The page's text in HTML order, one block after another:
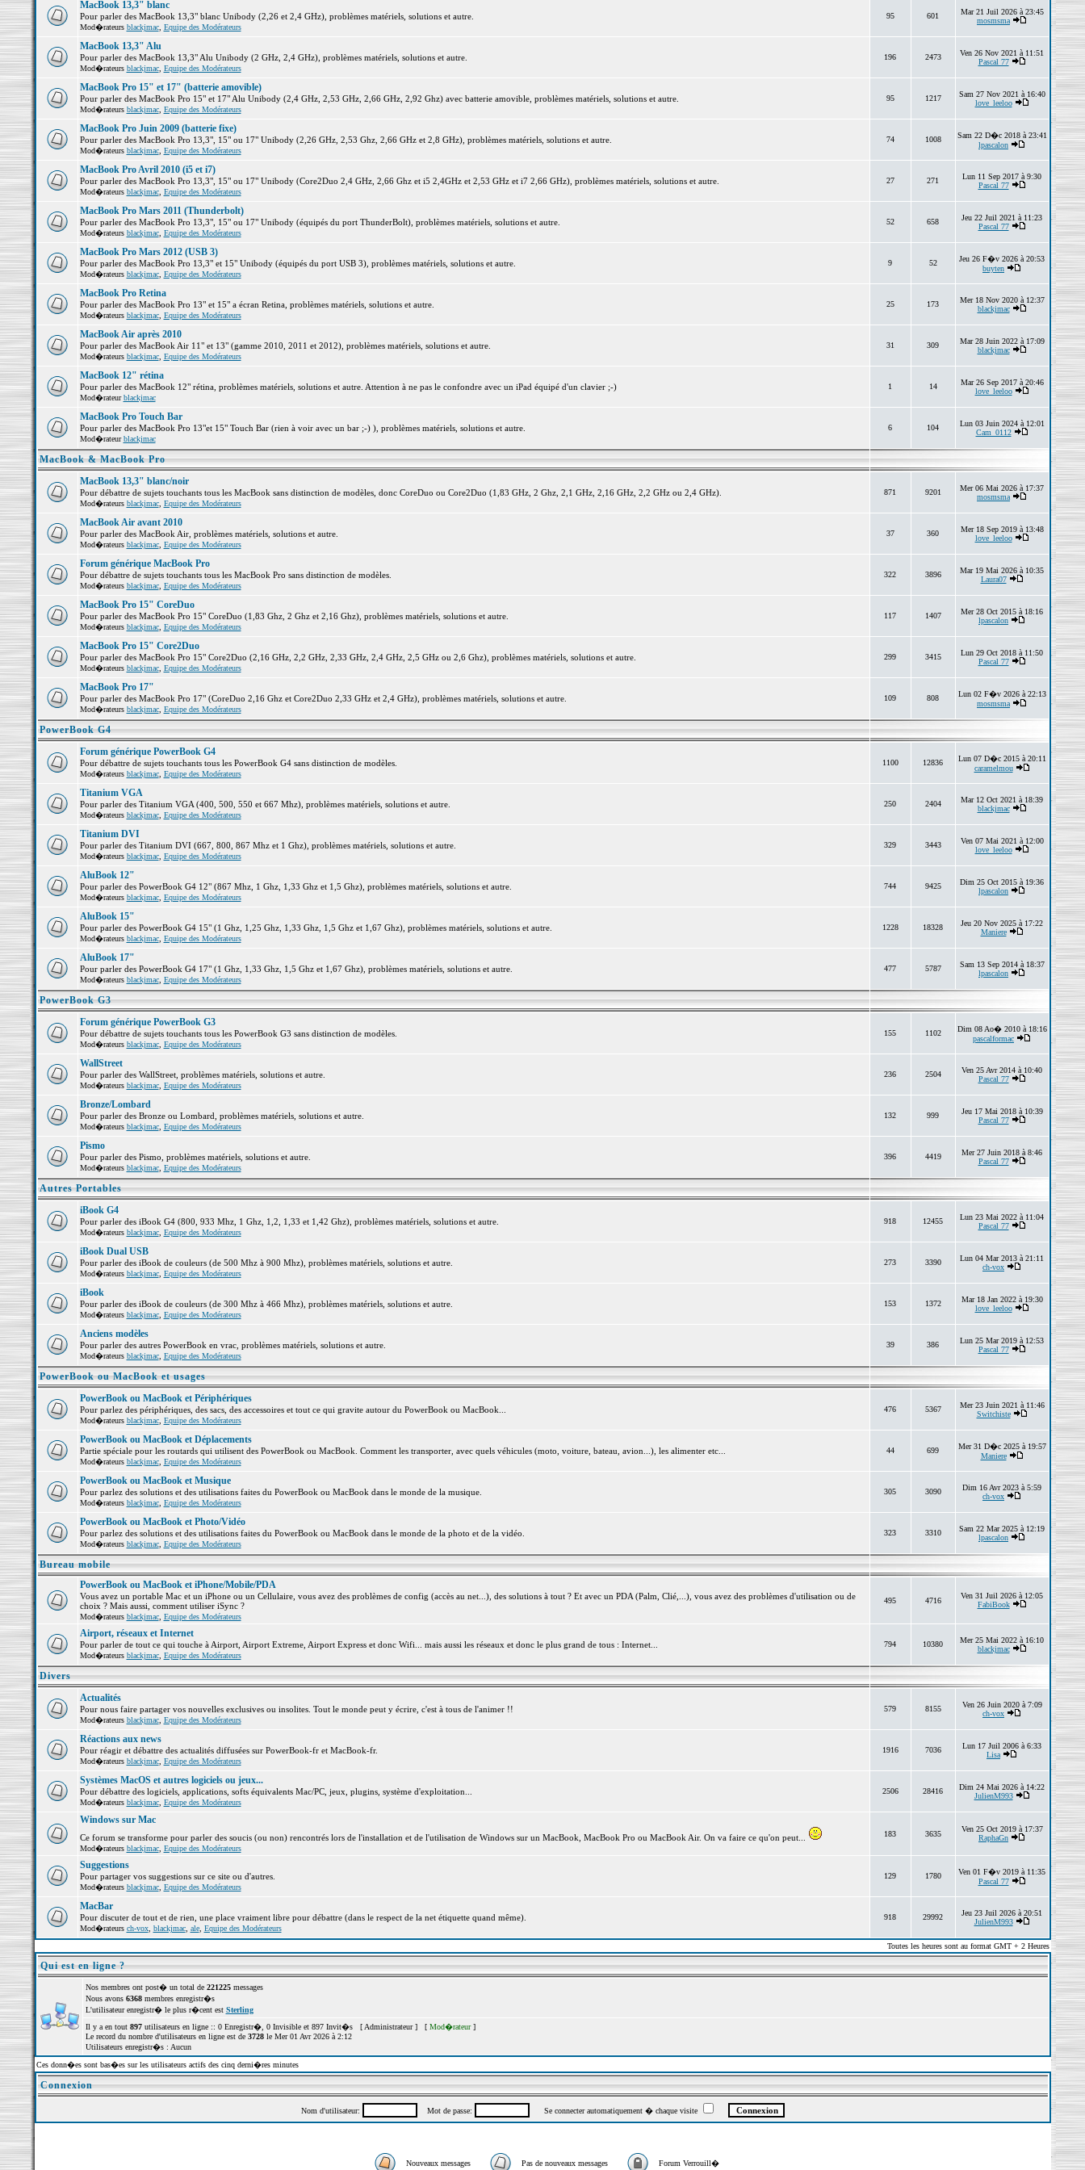
MacBook 13,3" blanc
Pour parler des MacBook 13,3" blanc Unibody (2,26 et 2,4 GHz), problèmes matériels, solutions et autre.
Mod�rateurs blackjmac, Equipe des Modérateurs
95 601
Mar 21 Juil 2026 à 23:45
mosmsma
MacBook 13,3" Alu
Pour parler des MacBook 13,3" Alu Unibody (2 GHz, 2,4 GHz), problèmes matériels, solutions et autre.
Mod�rateurs blackjmac, Equipe des Modérateurs
196 2473
Ven 26 Nov 2021 à 11:51
Pascal 77
MacBook Pro 15" et 17" (batterie amovible)
Pour parler des MacBook Pro 15" et 17" Alu Unibody (2,4 GHz, 2,53 GHz, 2,66 GHz, 2,92 Ghz) avec batterie amovible, problèmes matériels, solutions et autre.
Mod�rateurs blackjmac, Equipe des Modérateurs
95 1217
Sam 27 Nov 2021 à 16:40
love_leeloo
MacBook Pro Juin 2009 (batterie fixe)
Pour parler des MacBook Pro 13,3", 15" ou 17" Unibody (2,26 GHz, 2,53 Ghz, 2,66 GHz et 2,8 GHz), problèmes matériels, solutions et autre.
Mod�rateurs blackjmac, Equipe des Modérateurs
74 1008
Sam 22 D�c 2018 à 23:41
lpascalon
MacBook Pro Avril 2010 (i5 et i7)
Pour parler des MacBook Pro 13,3", 15" ou 17" Unibody (Core2Duo 2,4 GHz, 2,66 Ghz et i5 2,4GHz et 2,53 GHz et i7 2,66 GHz), problèmes matériels, solutions et autre.
Mod�rateurs blackjmac, Equipe des Modérateurs
27 271
Lun 11 Sep 2017 à 9:30
Pascal 77
MacBook Pro Mars 2011 (Thunderbolt)
Pour parler des MacBook Pro 13,3", 15" ou 17" Unibody (équipés du port ThunderBolt), problèmes matériels, solutions et autre.
Mod�rateurs blackjmac, Equipe des Modérateurs
52 658
Jeu 22 Juil 2021 à 11:23
Pascal 77
MacBook Pro Mars 2012 (USB 3)
Pour parler des MacBook Pro 13,3" et 15" Unibody (équipés du port USB 3), problèmes matériels, solutions et autre.
Mod�rateurs blackjmac, Equipe des Modérateurs
9 52
Jeu 26 F�v 2026 à 20:53
buyten
MacBook Pro Retina
Pour parler des MacBook Pro 13" et 15" a écran Retina, problèmes matériels, solutions et autre.
Mod�rateurs blackjmac, Equipe des Modérateurs
25 173
Mer 18 Nov 2020 à 12:37
blackjmac
MacBook Air après 2010
Pour parler des MacBook Air 11" et 13" (gamme 2010, 2011 et 2012), problèmes matériels, solutions et autre.
Mod�rateurs blackjmac, Equipe des Modérateurs
31 309
Mar 28 Juin 2022 à 17:09
blackjmac
MacBook 12" rétina
Pour parler des MacBook 12" rétina, problèmes matériels, solutions et autre. Attention à ne pas le confondre avec un iPad équipé d'un clavier ;-)
Mod�rateurblackjmac
1 14
Mar 26 Sep 2017 à 20:46
love_leeloo
MacBook Pro Touch Bar
Pour parler des MacBook Pro 13"et 15" Touch Bar (rien à voir avec un bar ;-) ), problèmes matériels, solutions et autre.
Mod�rateurblackjmac
6 104
Lun 03 Juin 2024 à 12:01
Cam_0112
MacBook & MacBook Pro
MacBook 13,3" blanc/noir
Pour débattre de sujets touchants tous les MacBook sans distinction de modèles, donc CoreDuo ou Core2Duo (1,83 GHz, 2 Ghz, 2,1 GHz, 2,16 GHz, 2,2 GHz ou 2,4 GHz).
Mod�rateurs blackjmac, Equipe des Modérateurs
871 9201
Mer 06 Mai 2026 à 17:37
mosmsma
MacBook Air avant 2010
Pour parler des MacBook Air, problèmes matériels, solutions et autre.
Mod�rateurs blackjmac, Equipe des Modérateurs
37 360
Mer 18 Sep 2019 à 13:48
love_leeloo
Forum générique MacBook Pro
Pour débattre de sujets touchants tous les MacBook Pro sans distinction de modèles.
Mod�rateurs blackjmac, Equipe des Modérateurs
322 3896
Mar 19 Mai 2026 à 10:35
Laura07
MacBook Pro 15" CoreDuo
Pour parler des MacBook Pro 15" CoreDuo (1,83 Ghz, 2 Ghz et 2,16 Ghz), problèmes matériels, solutions et autre.
Mod�rateurs blackjmac, Equipe des Modérateurs
117 1407
Mer 28 Oct 2015 à 18:16
lpascalon
MacBook Pro 15" Core2Duo
Pour parler des MacBook Pro 15" Core2Duo (2,16 GHz, 2,2 GHz, 2,33 GHz, 2,4 GHz, 2,5 GHz ou 2,6 Ghz), problèmes matériels, solutions et autre.
Mod�rateurs blackjmac, Equipe des Modérateurs
299 3415
Lun 29 Oct 2018 à 11:50
Pascal 77
MacBook Pro 17"
Pour parler des MacBook Pro 17" (CoreDuo 2,16 Ghz et Core2Duo 2,33 GHz et 2,4 GHz), problèmes matériels, solutions et autre.
Mod�rateurs blackjmac, Equipe des Modérateurs
109 808
Lun 02 F�v 2026 à 22:13
mosmsma
PowerBook G4
Forum générique PowerBook G4
Pour débattre de sujets touchants tous les PowerBook G4 sans distinction de modèles.
Mod�rateurs blackjmac, Equipe des Modérateurs
1100 12836
Lun 07 D�c 2015 à 20:11
caramelmou
Titanium VGA
Pour parler des Titanium VGA (400, 500, 550 et 667 Mhz), problèmes matériels, solutions et autre.
Mod�rateurs blackjmac, Equipe des Modérateurs
250 2404
Mar 12 Oct 2021 à 18:39
blackjmac
Titanium DVI
Pour parler des Titanium DVI (667, 800, 867 Mhz et 1 Ghz), problèmes matériels, solutions et autre.
Mod�rateurs blackjmac, Equipe des Modérateurs
329 3443
Ven 07 Mai 2021 à 12:00
love_leeloo
AluBook 12"
Pour parler des PowerBook G4 12" (867 Mhz, 1 Ghz, 1,33 Ghz et 1,5 Ghz), problèmes matériels, solutions et autre.
Mod�rateurs blackjmac, Equipe des Modérateurs
744 9425
Dim 25 Oct 2015 à 19:36
lpascalon
AluBook 15"
Pour parler des PowerBook G4 15" (1 Ghz, 1,25 Ghz, 1,33 Ghz, 1,5 Ghz et 1,67 Ghz), problèmes matériels, solutions et autre.
Mod�rateurs blackjmac, Equipe des Modérateurs
1228 18328
Jeu 20 Nov 2025 à 17:22
Maniere
AluBook 17"
Pour parler des PowerBook G4 17" (1 Ghz, 1,33 Ghz, 1,5 Ghz et 1,67 Ghz), problèmes matériels, solutions et autre.
Mod�rateurs blackjmac, Equipe des Modérateurs
477 5787
Sam 13 Sep 2014 à 18:37
lpascalon
PowerBook G3
Forum générique PowerBook G3
Pour débattre de sujets touchants tous les PowerBook G3 sans distinction de modèles.
Mod�rateurs blackjmac, Equipe des Modérateurs
155 1102
Dim 08 Ao� 2010 à 18:16
pascalformac
WallStreet
Pour parler des WallStreet, problèmes matériels, solutions et autre.
Mod�rateurs blackjmac, Equipe des Modérateurs
236 2504
Ven 25 Avr 2014 à 10:40
Pascal 77
Bronze/Lombard
Pour parler des Bronze ou Lombard, problèmes matériels, solutions et autre.
Mod�rateurs blackjmac, Equipe des Modérateurs
132 999
Jeu 17 Mai 2018 à 10:39
Pascal 77
Pismo
Pour parler des Pismo, problèmes matériels, solutions et autre.
Mod�rateurs blackjmac, Equipe des Modérateurs
396 4419
Mer 27 Juin 2018 à 8:46
Pascal 77
Autres Portables
iBook G4
Pour parler des iBook G4 (800, 933 Mhz, 1 Ghz, 1,2, 1,33 et 1,42 Ghz), problèmes matériels, solutions et autre.
Mod�rateurs blackjmac, Equipe des Modérateurs
918 12455
Lun 23 Mai 2022 à 11:04
Pascal 77
iBook Dual USB
Pour parler des iBook de couleurs (de 500 Mhz à 900 Mhz), problèmes matériels, solutions et autre.
Mod�rateurs blackjmac, Equipe des Modérateurs
273 3390
Lun 04 Mar 2013 à 21:11
ch-vox
iBook
Pour parler des iBook de couleurs (de 300 Mhz à 466 Mhz), problèmes matériels, solutions et autre.
Mod�rateurs blackjmac, Equipe des Modérateurs
153 1372
Mar 18 Jan 2022 à 19:30
love_leeloo
Anciens modèles
Pour parler des autres PowerBook en vrac, problèmes matériels, solutions et autre.
Mod�rateurs blackjmac, Equipe des Modérateurs
39 386
Lun 25 Mar 2019 à 12:53
Pascal 77
PowerBook ou MacBook et usages
PowerBook ou MacBook et Périphériques
Pour parlez des périphériques, des sacs, des accessoires et tout ce qui gravite autour du PowerBook ou MacBook...
Mod�rateurs blackjmac, Equipe des Modérateurs
476 5367
Mer 23 Juin 2021 à 11:46
Switchiste
PowerBook ou MacBook et Déplacements
Partie spéciale pour les routards qui utilisent des PowerBook ou MacBook. Comment les transporter, avec quels véhicules (moto, voiture, bateau, avion...), les alimenter etc...
Mod�rateurs blackjmac, Equipe des Modérateurs
44 699
Mer 31 D�c 2025 à 19:57
Maniere
PowerBook ou MacBook et Musique
Pour parlez des solutions et des utilisations faites du PowerBook ou MacBook dans le monde de la musique.
Mod�rateurs blackjmac, Equipe des Modérateurs
305 3090
Dim 16 Avr 2023 à 5:59
ch-vox
PowerBook ou MacBook et Photo/Vidéo
Pour parlez des solutions et des utilisations faites du PowerBook ou MacBook dans le monde de la photo et de la vidéo.
Mod�rateurs blackjmac, Equipe des Modérateurs
323 3310
Sam 22 Mar 2025 à 12:19
lpascalon
Bureau mobile
PowerBook ou MacBook et iPhone/Mobile/PDA
Vous avez un portable Mac et un iPhone ou un Cellulaire, vous avez des problèmes de config (accès au net...), des solutions à tout ? Et avec un PDA (Palm, Clié,...), vous avez des problèmes d'utilisation ou de
choix ? Mais aussi, comment utiliser iSync ?
Mod�rateurs blackjmac, Equipe des Modérateurs
495 4716
Ven 31 Juil 2026 à 12:05
FabiBook
Airport, réseaux et Internet
Pour parler de tout ce qui touche à Airport, Airport Extreme, Airport Express et donc Wifi... mais aussi les réseaux et donc le plus grand de tous : Internet...
Mod�rateurs blackjmac, Equipe des Modérateurs
794 10380
Mer 25 Mai 2022 à 16:10
blackjmac
Divers
Actualités
Pour nous faire partager vos nouvelles exclusives ou insolites. Tout le monde peut y écrire, c'est à tous de l'animer !!
Mod�rateurs blackjmac, Equipe des Modérateurs
579 8155
Ven 26 Juin 2020 à 7:09
ch-vox
Réactions aux news
Pour réagir et débattre des actualités diffusées sur PowerBook-fr et MacBook-fr.
Mod�rateurs blackjmac, Equipe des Modérateurs
1916 7036
Lun 17 Juil 2006 à 6:33
Lisa
Systèmes MacOS et autres logiciels ou jeux...
Pour débattre des logiciels, applications, softs équivalents Mac/PC, jeux, plugins, système d'exploitation...
Mod�rateurs blackjmac, Equipe des Modérateurs
2506 28416
Dim 24 Mai 2026 à 14:22
JulienM993
Windows sur Mac
Ce forum se transforme pour parler des soucis (ou non) rencontrés lors de l'installation et de l'utilisation de Windows sur un MacBook, MacBook Pro ou MacBook Air. On va faire ce qu'on peut...
Mod�rateurs blackjmac, Equipe des Modérateurs
183 3635
Ven 25 Oct 2019 à 17:37
RaphaGn
Suggestions
Pour partager vos suggestions sur ce site ou d'autres.
Mod�rateurs blackjmac, Equipe des Modérateurs
129 1780
Ven 01 F�v 2019 à 11:35
Pascal 77
MacBar
Pour discuter de tout et de rien, une place vraiment libre pour débattre (dans le respect de la net étiquette quand même).
Mod�rateurs ch-vox, blackjmac, ale, Equipe des Modérateurs
918 29992
Jeu 23 Juil 2026 à 20:51
JulienM993
Toutes les heures sont au format GMT + 2 Heures
Qui est en ligne ?
Nos membres ont post� un total de 221225messages
Nous avons 6368membres enregistr�s
L'utilisateur enregistr� le plus r�cent est Sterling
Il y a en tout 897utilisateurs en ligne :: 0 Enregistr�, 0 Invisible et 897 Invit�s [ Administrateur] [ Mod�rateur]
Le record du nombre d'utilisateurs en ligne est de 3728le Mer 01 Avr 2026 à 2:12
Utilisateurs enregistr�s : Aucun
Ces donn�es sont bas�es sur les utilisateurs actifs des cinq derni�res minutes
Connexion
Nom d'utilisateur: Mot de passe: Se connecter automatiquement � chaque visite
Nouveaux messages Pas de nouveaux messages Forum Verrouill�